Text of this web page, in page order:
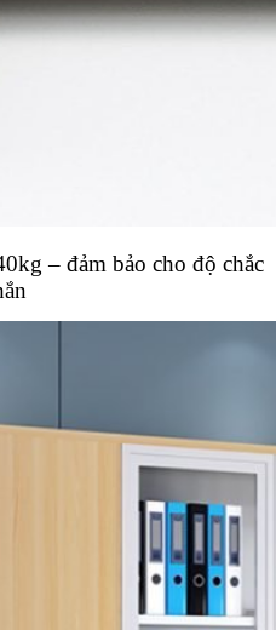
– đảm bảo cho độ chắc